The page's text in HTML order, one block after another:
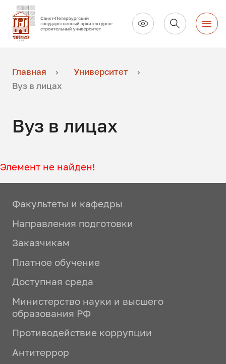
Главная
Университет
Вуз в лицах
Вуз в лицах
Элемент не найден!
Факультеты и кафедры
Направления подготовки
Заказчикам
Платное обучение
Доступная среда
Министерство науки и высшего
образования РФ
Противодействие коррупции
Антитеррор